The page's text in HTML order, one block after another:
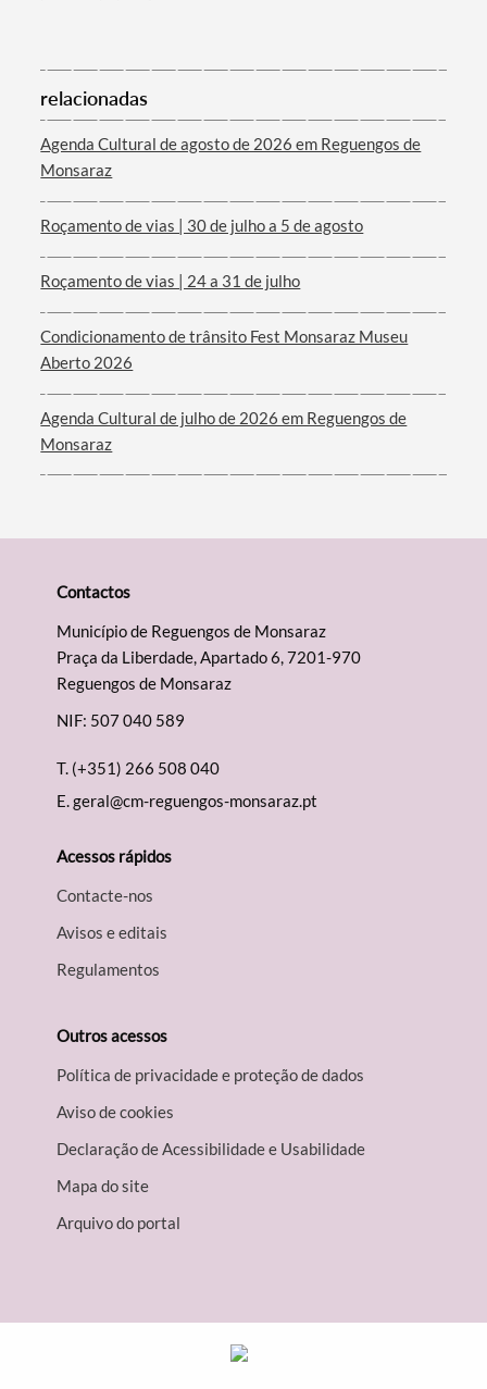
Filtros
relacionadas
Agenda Cultural de agosto de 2026 em Reguengos de
Monsaraz
Roçamento de vias | 30 de julho a 5 de agosto
Roçamento de vias | 24 a 31 de julho
Condicionamento de trânsito Fest Monsaraz Museu
Aberto 2026
Agenda Cultural de julho de 2026 em Reguengos de
Monsaraz
Contactos
Município de Reguengos de Monsaraz
Praça da Liberdade, Apartado 6, 7201-970
Reguengos de Monsaraz
NIF: 507 040 589
T. (+351) 266 508 040
E.geral@cm-reguengos-monsaraz.pt
Acessos rápidos
Contacte-nos
Avisos e editais
Regulamentos
Outros acessos
Política de privacidade e proteção de dados
Aviso de cookies
Declaração de Acessibilidade e Usabilidade
Mapa do site
Arquivo do portal